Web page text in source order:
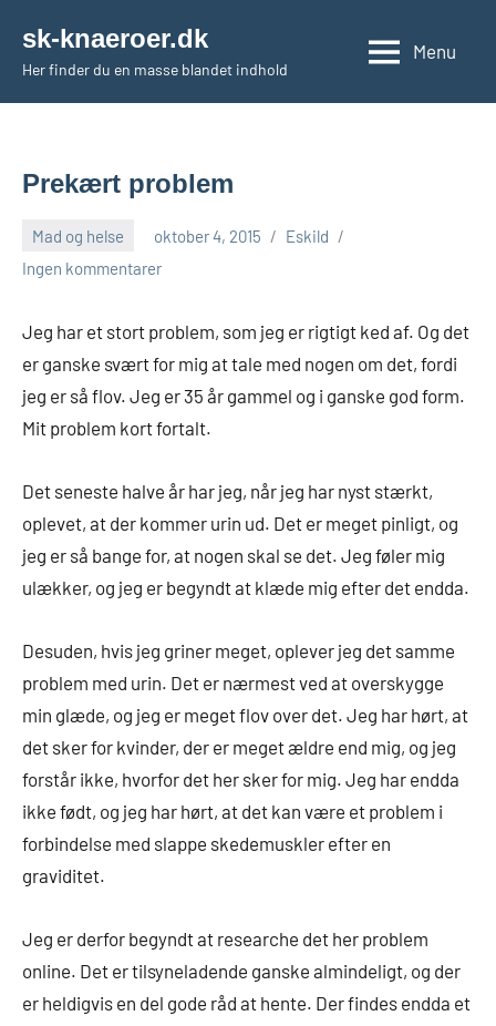
indhold
sk-knaeroer.dk
Her finder du en masse blandet indhold
Menu
Prekært problem
Mad og helse oktober 4, 2015
Eskild
Ingen kommentarer
Jeg har et stort problem, som jeg er rigtigt ked af. Og det
er ganske svært for mig at tale med nogen om det, fordi
jeg er så flov. Jeg er 35 år gammel og i ganske god form.
Mit problem kort fortalt.
Det seneste halve år har jeg, når jeg har nyst stærkt,
oplevet, at der kommer urin ud. Det er meget pinligt, og
jeg er så bange for, at nogen skal se det. Jeg føler mig
ulækker, og jeg er begyndt at klæde mig efter det endda.
Desuden, hvis jeg griner meget, oplever jeg det samme
problem med urin. Det er nærmest ved at overskygge
min glæde, og jeg er meget flov over det. Jeg har hørt, at
det sker for kvinder, der er meget ældre end mig, og jeg
forstår ikke, hvorfor det her sker for mig. Jeg har endda
ikke født, og jeg har hørt, at det kan være et problem i
forbindelse med slappe skedemuskler efter en
graviditet.
Jeg er derfor begyndt at researche det her problem
online. Det er tilsyneladende ganske almindeligt, og der
er heldigvis en del gode råd at hente. Der findes endda et